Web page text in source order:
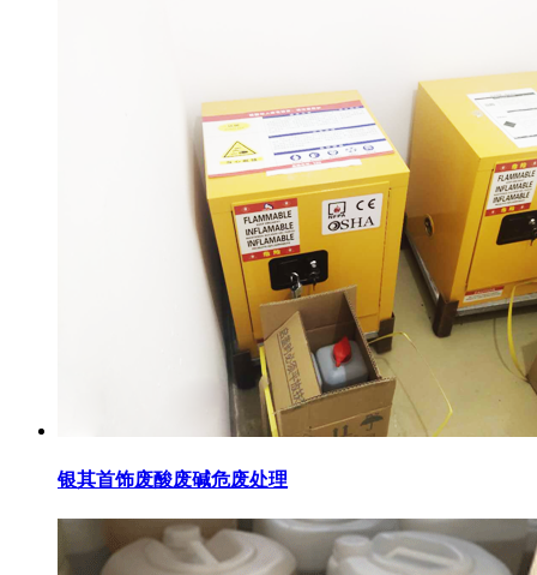
银其首饰废酸废碱危废处理